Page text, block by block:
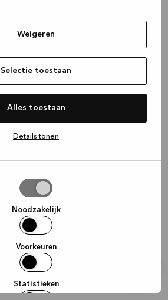
Weigeren
Selectie toestaan
Alles toestaan
Details tonen
Noodzakelijk
Voorkeuren
Statistieken
(see the browser console for more
information).